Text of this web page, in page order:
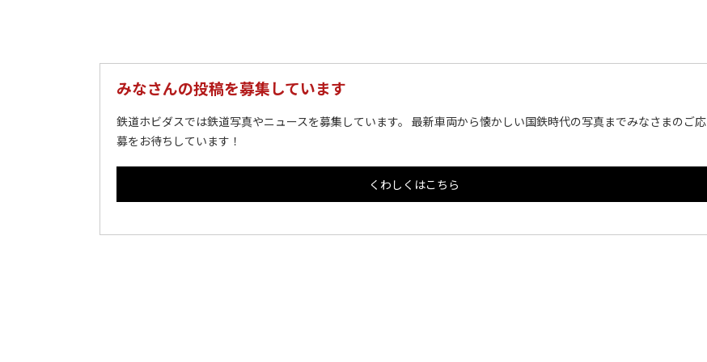
みなさんの投稿を募集しています
鉄道ホビダスでは鉄道写真やニュースを募集しています。 最新車両から懐かしい国鉄時代の写真までみなさまのご応
募をお待ちしています！
くわしくはこちら